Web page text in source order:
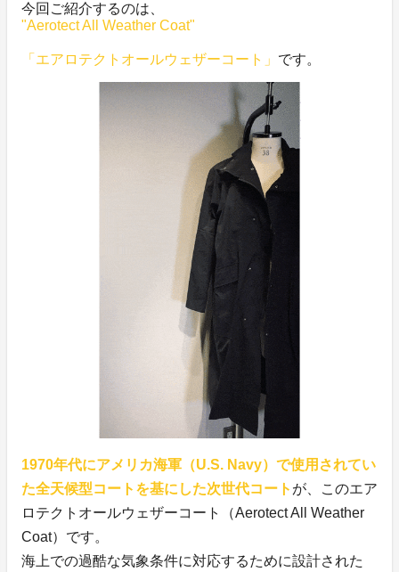
今回ご紹介するのは、
"Aerotect All Weather Coat"
「エアロテクトオールウェザーコート」 です。
1970年代にアメリカ海軍（U.S. Navy）で使用されてい
た全天候型コートを基にした次世代コート が、このエア
ロテクトオールウェザーコート（Aerotect All Weather
Coat）です。
海上での過酷な気象条件に対応するために設計された